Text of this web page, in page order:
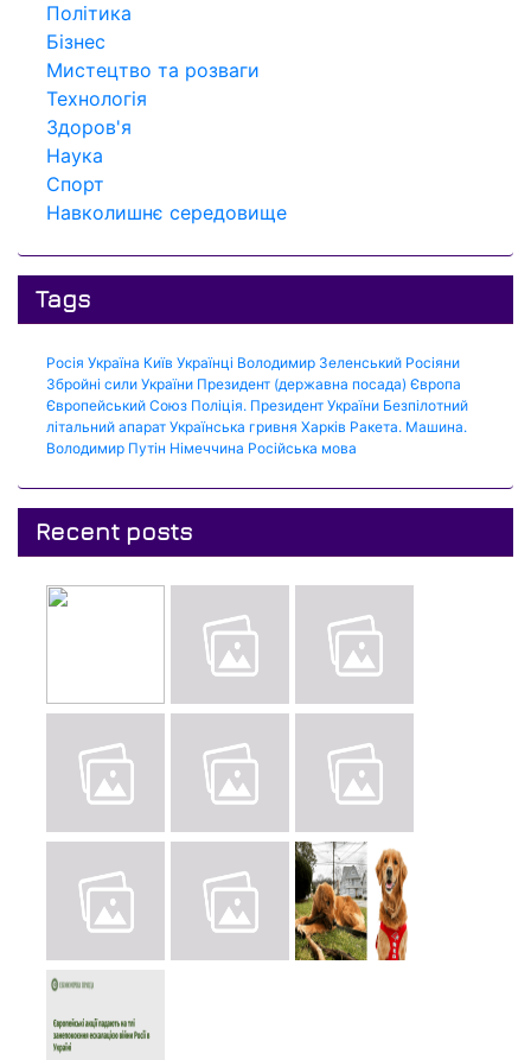
Політика
Бізнес
Мистецтво та розваги
Технологія
Здоров'я
Наука
Спорт
Навколишнє середовище
Tags
Росія Україна Київ Українці Володимир Зеленський Росіяни
Збройні сили України Президент (державна посада) Європа
Європейський Союз Поліція. Президент України Безпілотний
літальний апарат Українська гривня Харків Ракета. Машина.
Володимир Путін Німеччина Російська мова
Recent posts